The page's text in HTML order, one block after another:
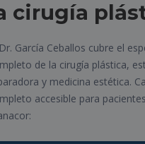
cirugía
García Ceballos cubre el
de la cirugía plástica,
y medicina estética.
accesible para